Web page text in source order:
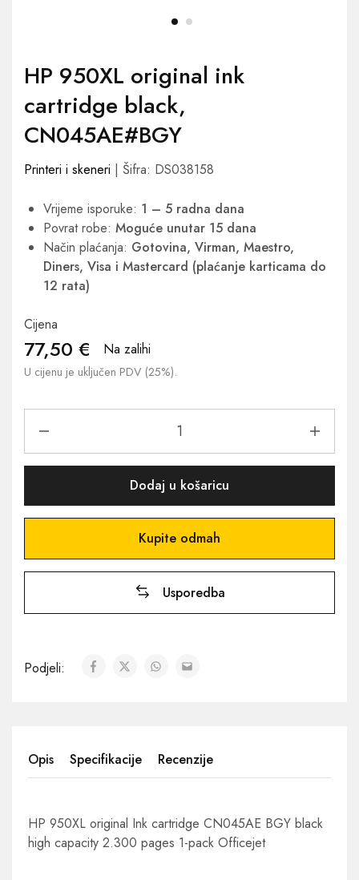
HP 950XL original ink
cartridge black,
CN045AE#BGY
Printeri i skeneri | Šifra: DS038158
Vrijeme isporuke: 1 – 5 radna dana
Povrat robe: Moguće unutar 15 dana
Način plaćanja: Gotovina, Virman, Maestro,
Diners, Visa i Mastercard (plaćanje karticama do
12 rata)
Cijena
77,50 € Na zalihi
U cijenu je uključen PDV (25%).
Dodaj u košaricu
Kupite odmah
Usporedba
Podjeli:
Opis Specifikacije Recenzije
HP 950XL original Ink cartridge CN045AE BGY black
high capacity 2.300 pages 1-pack Officejet